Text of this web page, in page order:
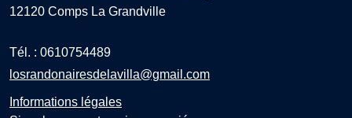
12120 Comps La Grandville
Tél. : 0610754489
losrandonairesdelavilla@gmail.com
Informations légales